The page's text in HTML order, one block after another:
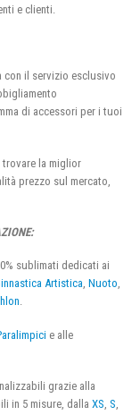
e clienti.
con il servizio esclusivo
di accessori per i tuoi
la miglior
prezzo sul mercato,
sublimati dedicati ai
Artistica, Nuoto,
.
e alle
grazie alla
in 5 misure, dalla XS S